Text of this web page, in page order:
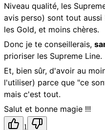
Niveau qualité, les
avis perso) sont tout aussi
les Gold, et moins chères.
Donc je te conseillerais,
prioriser les Supreme Line.
Et, bien sûr, d'avoir au
l'utiliser) parce que "ce
mais c'est tout.
Salut et bonne magie !!!
1